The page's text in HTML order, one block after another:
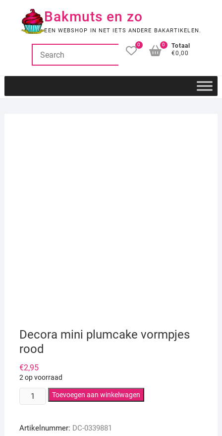
Bakmuts en zo
EEN WEBSHOP IN NET IETS ANDERE BAKARTIKELEN.
0
Totaal
€0,00
0
Decora mini plumcake vormpjes
rood
€2,95
2 op voorraad
Decora
mini
vormpjes
Toevoegen aan winkelwagen
Artikelnummer: DC-0339881